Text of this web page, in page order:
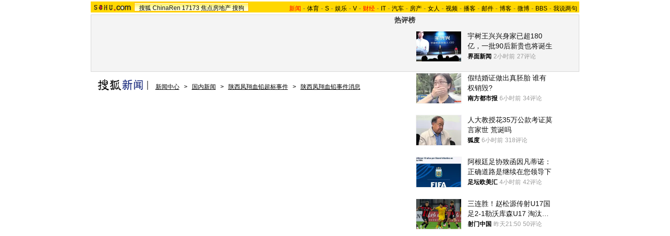
搜狐 ChinaRen 17173 焦点房地产 搜狗 新闻 - 体育 - S - 娱乐 - V - 财经 - IT - 汽车 - 房产 - 女人 - 视频 - 播客 - 邮件 - 博客 - 微博 - BBS - 我说两句
热评榜
宇树王兴兴身家已超180
亿，一批90后新贵也将诞生
界面新闻 2小时前 27评论
假结婚证做出真胚胎 谁有
权销毁?
南方都市报 6小时前 34评论
人大教授花35万公款考证莫
言家世 荒诞吗
狐度 6小时前 318评论
阿根廷足协致函因凡蒂诺：
正确道路是继续在您领导下
足坛欧美汇 4小时前 42评论
三连胜！赵松源传射U17国
足2-1勒沃库森U17 淘汰赛
将战河床
射门中国 昨天21:50 50评论
新闻中心 > 国内新闻 > 陕西凤翔血铅超标事件 > 陕西凤翔血铅事件消息